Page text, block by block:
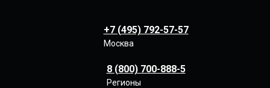
+7 (495) 792-57-57
Москва
8 (800) 700-888-5
Регионы